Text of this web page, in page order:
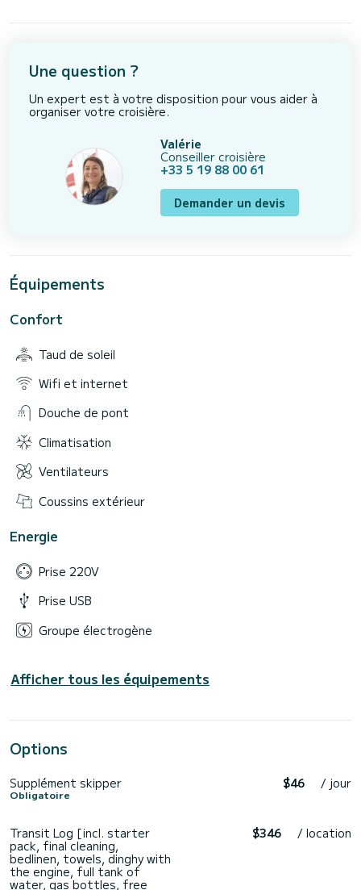
Une question ?
Un expert est à votre disposition pour vous aider à
organiser votre croisière.
Valérie
Conseiller croisière
+33 5 19 88 00 61
Demander un devis
Équipements
Confort
Taud de soleil
Wifi et internet
Douche de pont
Climatisation
Ventilateurs
Coussins extérieur
Energie
Prise 220V
Prise USB
Groupe électrogène
Afficher tous les équipements
Options
Supplément skipper
Obligatoire
$46 / jour
Transit Log [incl. starter
pack, final cleaning,
bedlinen, towels, dinghy with
the engine, full tank of
water, gas bottles, free
$346 / location